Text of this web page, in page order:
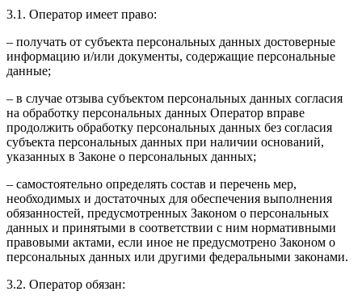
3.1. Оператор имеет право:
– получать от субъекта персональных данных достоверные
информацию и/или документы, содержащие персональные
данные;
– в случае отзыва субъектом персональных данных согласия
на обработку персональных данных Оператор вправе
продолжить обработку персональных данных без согласия
субъекта персональных данных при наличии оснований,
указанных в Законе о персональных данных;
– самостоятельно определять состав и перечень мер,
необходимых и достаточных для обеспечения выполнения
обязанностей, предусмотренных Законом о персональных
данных и принятыми в соответствии с ним нормативными
правовыми актами, если иное не предусмотрено Законом о
персональных данных или другими федеральными законами.
3.2. Оператор обязан: